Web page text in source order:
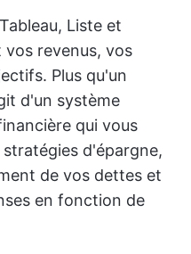
Liste et
revenus, vos
Plus qu'un
d'un système
qui vous
d'épargne,
de vos dettes et
en fonction de